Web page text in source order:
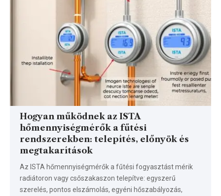
Hogyan működnek az ISTA
hőmennyiségmérők a fűtési
rendszerekben: telepítés, előnyök és
megtakarítások
Az ISTA hőmennyiségmérők a fűtési fogyasztást mérik
radiátoron vagy csőszakaszon telepítve: egyszerű
szerelés, pontos elszámolás, egyéni hőszabályozás,